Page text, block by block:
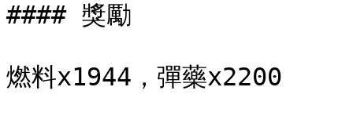
#### 獎勵
燃料x1944，彈藥x2200